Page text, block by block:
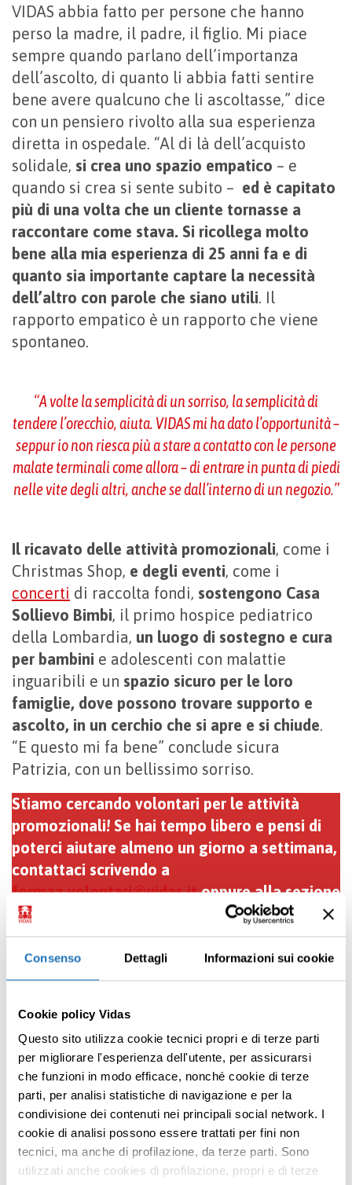
Consenso Dettagli Informazioni sui cookie
Cookie policy Vidas
Questo sito utilizza cookie tecnici propri e di terze parti
per migliorare l'esperienza dell'utente, per assicurarsi
che funzioni in modo efficace, nonché cookie di terze
parti, per analisi statistiche di navigazione e per la
condivisione dei contenuti nei principali social network. I
cookie di analisi possono essere trattati per fini non
tecnici, ma anche di profilazione, da terze parti. Sono
utilizzati anche cookies di profilazione, propri e di terze
VIDAS abbia fatto per persone che hanno
perso la madre, il padre, il figlio. Mi piace
sempre quando parlano dell’importanza
dell’ascolto, di quanto li abbia fatti sentire
bene avere qualcuno che li ascoltasse,” dice
con un pensiero rivolto alla sua esperienza
diretta in ospedale. “Al di là dell’acquisto
solidale, si crea uno spazio empatico – e
quando si crea si sente subito – ed è capitato
più di una volta che un cliente tornasse a
raccontare come stava. Si ricollega molto
bene alla mia esperienza di 25 anni fa e di
quanto sia importante captare la necessità
dell’altro con parole che siano utili. Il
rapporto empatico è un rapporto che viene
spontaneo.
“A volte la semplicità di un sorriso, la semplicità di
tendere l’orecchio, aiuta. VIDAS mi ha dato l’opportunità –
seppur io non riesca più a stare a contatto con le persone
malate terminali come allora – di entrare in punta di piedi
nelle vite degli altri, anche se dall’interno di un negozio.”
Il ricavato delle attività promozionali, come i
Christmas Shop, e degli eventi, come i
concerti di raccolta fondi, sostengono Casa
Sollievo Bimbi, il primo hospice pediatrico
della Lombardia, un luogo di sostegno e cura
per bambini e adolescenti con malattie
inguaribili e un spazio sicuro per le loro
famiglie, dove possono trovare supporto e
ascolto, in un cerchio che si apre e si chiude.
“E questo mi fa bene” conclude sicura
Patrizia, con un bellissimo sorriso.
Stiamo cercando volontari per le attività
promozionali! Se hai tempo libero e pensi di
poterci aiutare almeno un giorno a settimana,
contattaci scrivendo a
formaz.volontari@vidas.it oppure alla sezione
del sito dedicata
https://www.vidas.it/volontari/
Torna ai racconti
Articolo precedente|Articolo successivo
Premi INVIO per cercare o ESC per uscire